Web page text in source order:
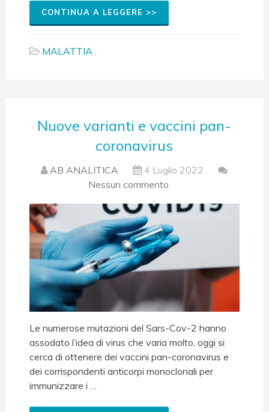
CONTINUA A LEGGERE >>
MALATTIA
Nuove varianti e vaccini pan-
coronavirus
AB ANALITICA
4 Luglio 2022
Nessun commento
Le numerose mutazioni del Sars-Cov-2 hanno
assodato l’idea di virus che varia molto, oggi si
cerca di ottenere dei vaccini pan-coronavirus e
dei corrispondenti anticorpi monoclonali per
immunizzare i …